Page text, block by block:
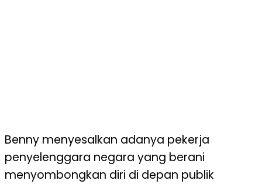
Benny menyesalkan adanya pekerja
penyelenggara negara yang berani
menyombongkan diri di depan publik